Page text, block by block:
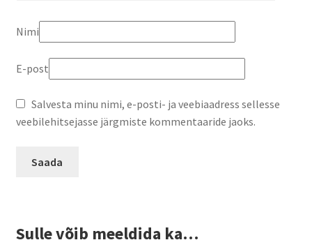
Nimi
E-post
Salvesta minu nimi, e-posti- ja veebiaadress sellesse
veebilehitsejasse järgmiste kommentaaride jaoks.
Sulle võib meeldida ka…